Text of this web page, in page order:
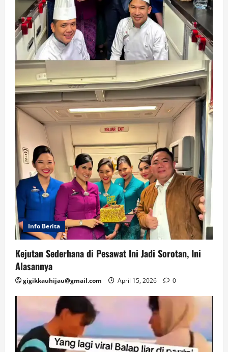
Info Berita
Kejutan Sederhana di Pesawat Ini Jadi Sorotan, Ini
Alasannya
gigikkauhijau@gmail.com April 15, 2026 0